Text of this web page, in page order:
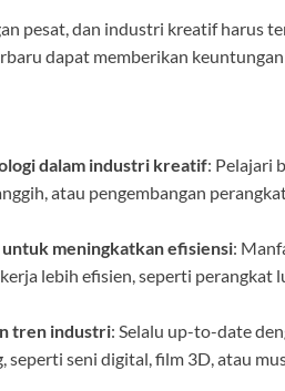
pesat, dan industri kreatif harus
dapat memberikan
dalam industri kreatif: Pelajari
atau pengembangan
meningkatkan efisiensi:
lebih efisien, seperti perangkat
tren industri: Selalu up-to-date
seperti seni digital, film 3D, atau